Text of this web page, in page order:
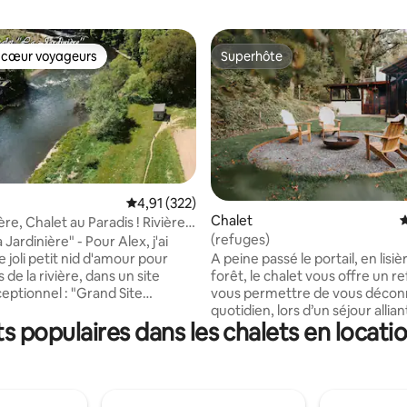
base de 277 commentaires : 4,94 sur 5
cœur voyageurs
voyageurs
Évaluation moyenne sur la base de 322
4,91 (322)
Chalet au Paradis ! Rivière
Jardinière" - Pour Alex, j'ai
joli petit nid d'amour pour
de la rivière, dans un site
: "Grand Site
de charme ! Venez
dans une nature
Superhôte
Superhôte
Chalet
(refuges)
A peine passé le portail, en
forêt, le chalet vous offre un
vous permettre de vous
quotidien, lors d’un séjour
et simplicité. Avec son allure
typique des Ardennes, le
populaires dans les chalets en